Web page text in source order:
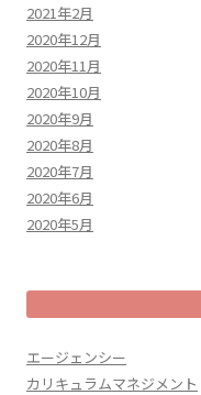
2021年2月
2020年12月
2020年11月
2020年10月
2020年9月
2020年8月
2020年7月
2020年6月
2020年5月
エージェンシー
カリキュラムマネジメント